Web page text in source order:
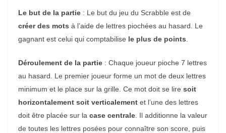
Le but de la partie : Le but du jeu du Scrabble est de
créer des mots à l’aide de lettres piochées au hasard. Le
gagnant est celui qui comptabilise le plus de points
Déroulement de la partie : Chaque joueur pioche 7 lettres
au hasard. Le premier joueur forme un mot de deux lettres
minimum et le place sur la grille. Ce mot doit se lire soit
horizontalement soit verticalement et l’une des lettres
doit être placée sur la case centrale . Il additionne la valeur
de toutes les lettres posées pour connaître son score, puis